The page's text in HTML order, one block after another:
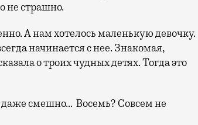
не страшно.
А нам хотелось маленькую девочку.
начинается с нее. Знакомая,
о троих чудных детях. Тогда это
даже смешно… Восемь? Совсем не